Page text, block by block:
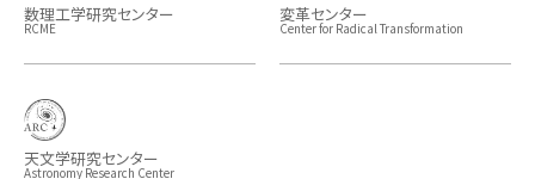
数理工学研究センター
RCME
変革センター
Center for Radical Transformation
天文学研究センター
Astronomy Research Center